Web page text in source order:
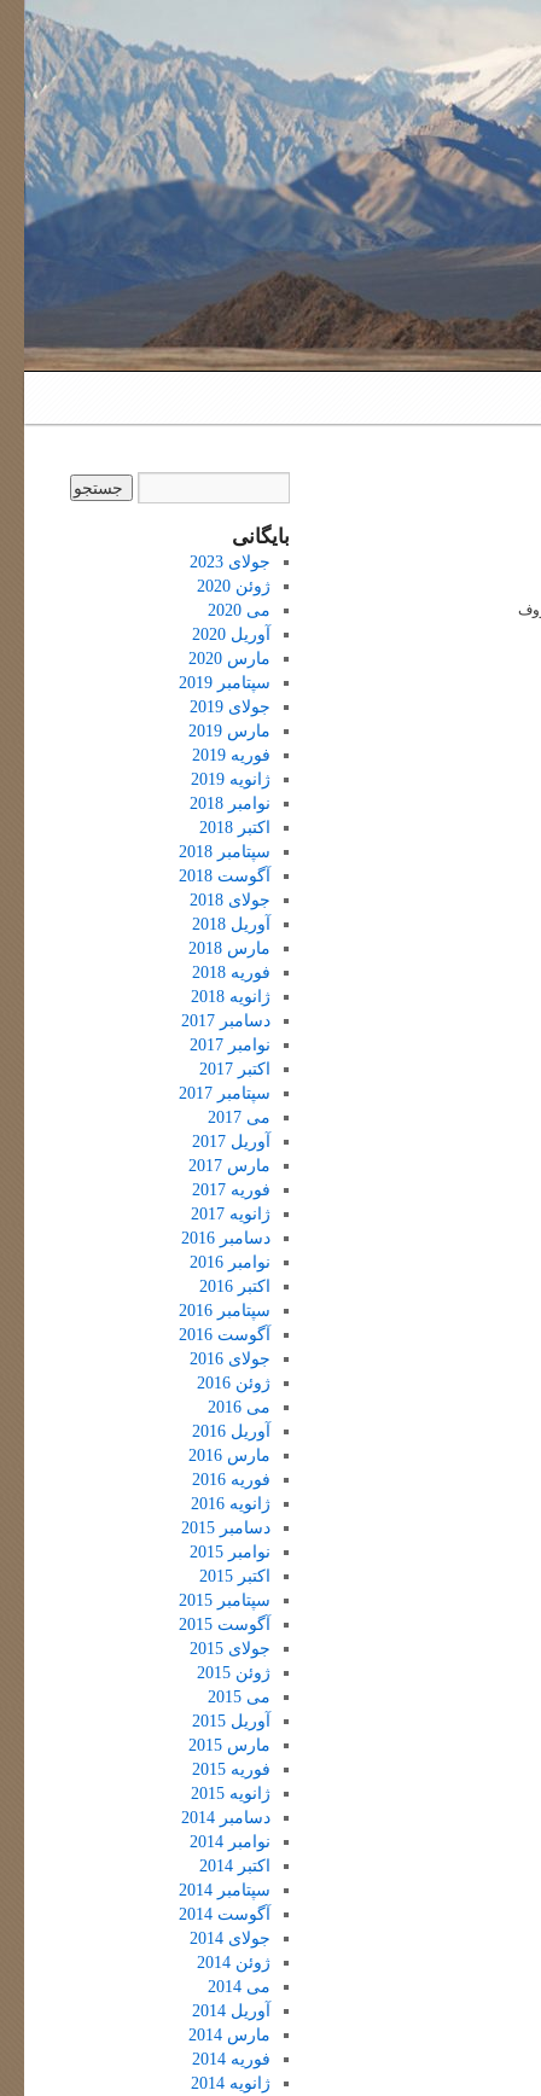
بایگانی
جولای 2023
ژوئن 2020
می 2020
آوریل 2020
مارس 2020
سپتامبر 2019
جولای 2019
مارس 2019
فوریه 2019
ژانویه 2019
نوامبر 2018
اکتبر 2018
سپتامبر 2018
آگوست 2018
جولای 2018
آوریل 2018
مارس 2018
فوریه 2018
ژانویه 2018
دسامبر 2017
نوامبر 2017
اکتبر 2017
سپتامبر 2017
می 2017
آوریل 2017
مارس 2017
فوریه 2017
ژانویه 2017
دسامبر 2016
نوامبر 2016
اکتبر 2016
سپتامبر 2016
آگوست 2016
جولای 2016
ژوئن 2016
می 2016
آوریل 2016
مارس 2016
فوریه 2016
ژانویه 2016
دسامبر 2015
نوامبر 2015
اکتبر 2015
سپتامبر 2015
آگوست 2015
جولای 2015
ژوئن 2015
می 2015
آوریل 2015
مارس 2015
فوریه 2015
ژانویه 2015
دسامبر 2014
نوامبر 2014
اکتبر 2014
سپتامبر 2014
آگوست 2014
جولای 2014
ژوئن 2014
می 2014
آوریل 2014
مارس 2014
فوریه 2014
ژانویه 2014